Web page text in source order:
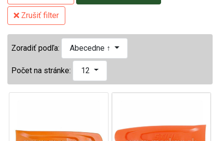
Zrušiť filter
Zoradiť podľa: Abecedne ↑
Počet na stránke: 12